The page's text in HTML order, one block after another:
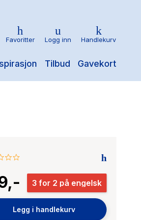
Tilbud Gavekort
Favoritter Logg inn Handlekurv
3 for 2 på engelsk
Legg i handlekurv